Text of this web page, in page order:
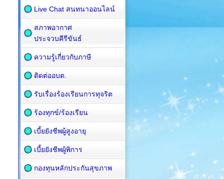
Live Chat สนทนาออนไลน์
สภาพอากาศ
ประจวบคีรีขันธ์
ความรู้เกี่ยวกับภาษี
ติดต่ออบต.
รับเรื่องร้องเรียนการทุจริต
ร้องทุกข์/ร้องเรียน
เบี้ยยังชีพผู้สูงอายุ
เบี้ยยังชีพผู้พิการ
กองทุนหลักประกันสุขภาพ